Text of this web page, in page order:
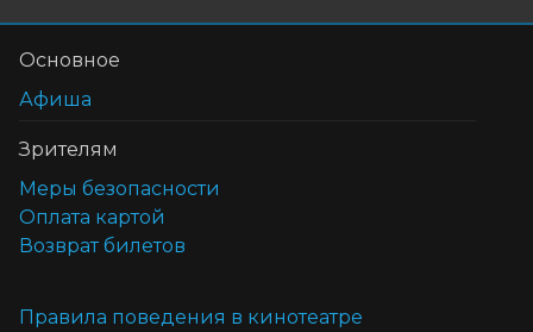
Основное
Афиша
Зрителям
Меры безопасности
Оплата картой
Возврат билетов
Правила поведения в кинотеатре